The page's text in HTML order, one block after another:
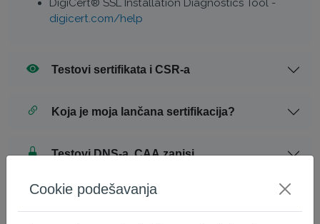
DigiCert® SSL Installation Diagnostics Tool -
digicert.com/help
Testovi sertifikata i CSR-a
Koja je moja lančana sertifikacija?
Testovi DNS-a, CAA zapisi
Korisni programi
Cookie podešavanja